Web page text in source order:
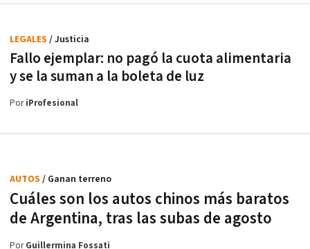
Fallo ejemplar: no pagó la cuota alimentaria
y se la suman a la boleta de luz
LEGALES / Justicia
PoriProfesional
Cuáles son los autos chinos más baratos
de Argentina, tras las subas de agosto
AUTOS / Ganan terreno
PorGuillermina Fossati